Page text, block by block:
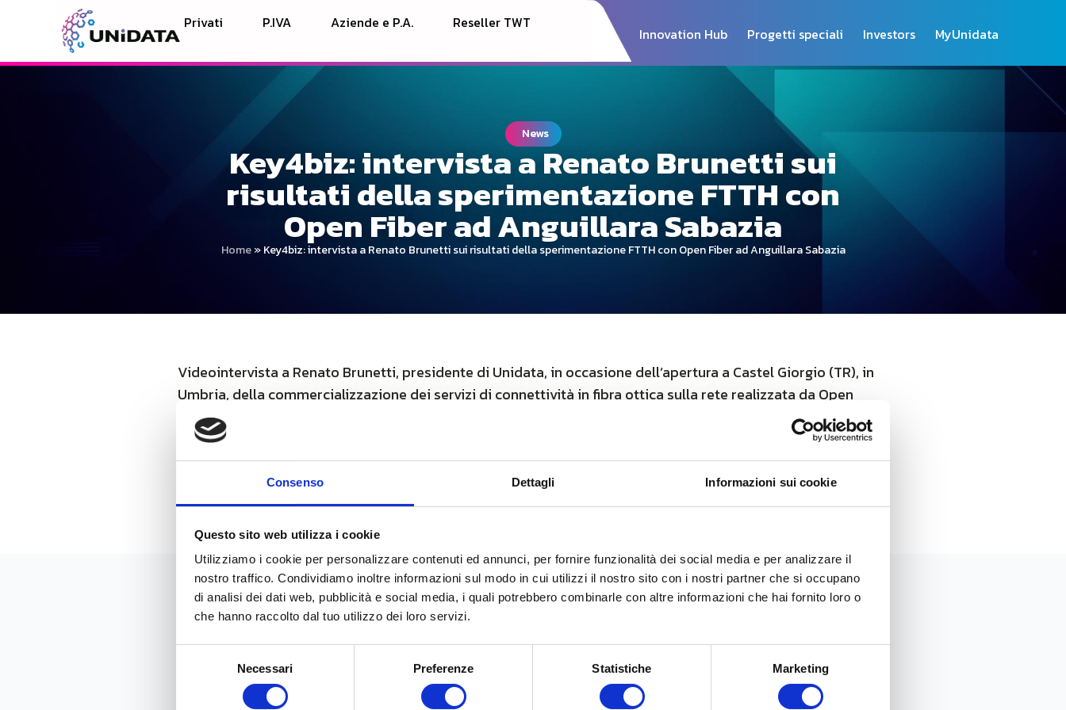
Consenso Dettagli Informazioni sui cookie
Questo sito web utilizza i cookie
Utilizziamo i cookie per personalizzare contenuti ed annunci, per fornire funzionalità dei social media e per analizzare il
nostro traffico. Condividiamo inoltre informazioni sul modo in cui utilizzi il nostro sito con i nostri partner che si occupano
di analisi dei dati web, pubblicità e social media, i quali potrebbero combinarle con altre informazioni che hai fornito loro o
che hanno raccolto dal tuo utilizzo dei loro servizi.
Necessari Preferenze Statistiche Marketing
Privati P.IVA Aziende e P.A. Reseller TWT
Innovation Hub Progetti speciali Investors MyUnidata
News
Key4biz: intervista a Renato Brunetti sui
risultati della sperimentazione FTTH con
Open Fiber ad Anguillara Sabazia
Home»Key4biz: intervista a Renato Brunetti sui risultati della sperimentazione FTTH con Open Fiber ad Anguillara Sabazia
Videointervista a Renato Brunetti, presidente di Unidata, in occasione dell’apertura a Castel Giorgio (TR), in
Umbria, della commercializzazione dei servizi di connettività in fibra ottica sulla rete realizzata da Open
Fiber nell’ambito del Piano Banda Ultra Larga avviato da Infratel Italia.
Per consultare la videointervista
Fonte: www.key4biz.it
News